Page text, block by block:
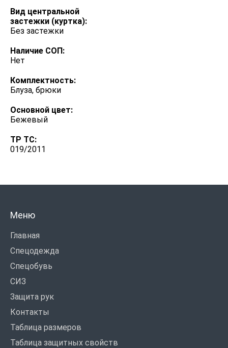
Вид центральной
застежки (куртка):
Без застежки
Наличие СОП:
Нет
Комплектность:
Блуза, брюки
Основной цвет:
Бежевый
ТР ТС:
019/2011
Меню
Главная
Спецодежда
Спецобувь
СИЗ
Защита рук
Контакты
Таблица размеров
Таблица защитных свойств